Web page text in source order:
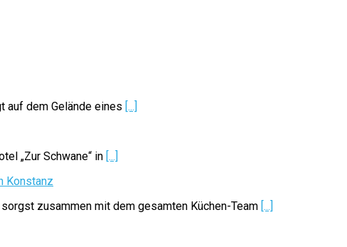
auf dem Gelände eines [...]
„Zur Schwane“ in [...]
Konstanz
zusammen mit dem gesamten Küchen-Team [...]